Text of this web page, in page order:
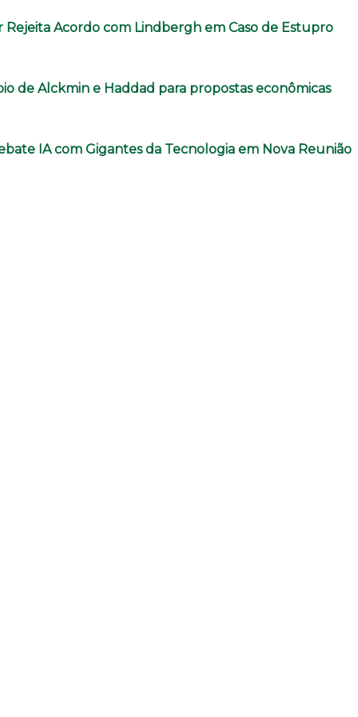
Rejeita Acordo com Lindbergh em Caso de Estupro
de Alckmin e Haddad para propostas econômicas
IA com Gigantes da Tecnologia em Nova Reunião